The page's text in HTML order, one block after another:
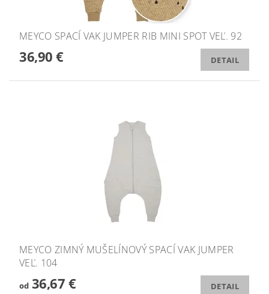
MEYCO SPACÍ VAK JUMPER RIB MINI SPOT VEĽ. 92
36,90 € DETAIL
MEYCO ZIMNÝ MUŠELÍNOVÝ SPACÍ VAK JUMPER
VEĽ. 104
od36,67 € DETAIL